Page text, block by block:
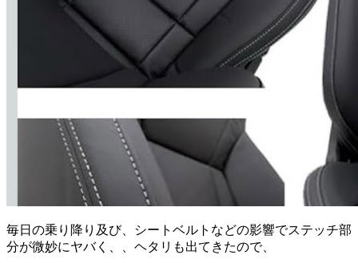
毎日の乗り降り及び、シートベルトなどの影響でステッチ部
分が微妙にヤバく、、ヘタリも出てきたので、